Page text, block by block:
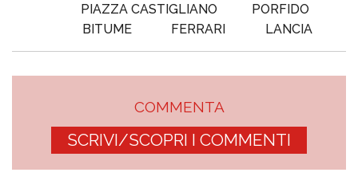
PIAZZA CASTIGLIANO
PORFIDO
BITUME
FERRARI LANCIA
COMMENTA
SCRIVI/SCOPRI I COMMENTI